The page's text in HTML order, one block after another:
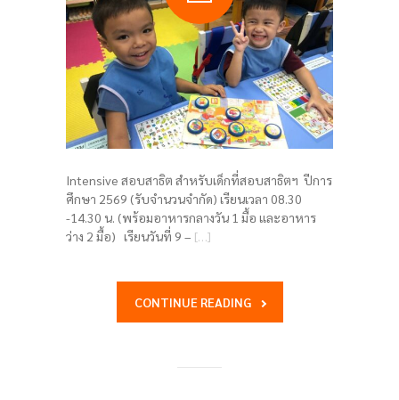
Intensive สอบสาธิต สำหรับเด็กที่สอบสาธิตฯ ปีการ
ศึกษา 2569 (รับจำนวนจำกัด) เรียนเวลา 08.30
-14.30 น. (พร้อมอาหารกลางวัน 1 มื้อ และอาหาร
ว่าง 2 มื้อ) เรียนวันที่ 9 – […]
CONTINUE READING